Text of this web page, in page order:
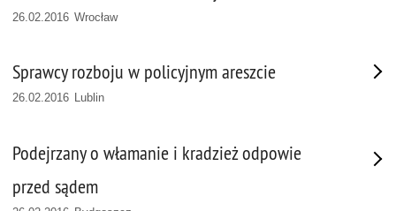
26.02.2016 Wrocław
Sprawcy rozboju w policyjnym areszcie
26.02.2016 Lublin
Podejrzany o włamanie i kradzież odpowie
przed sądem